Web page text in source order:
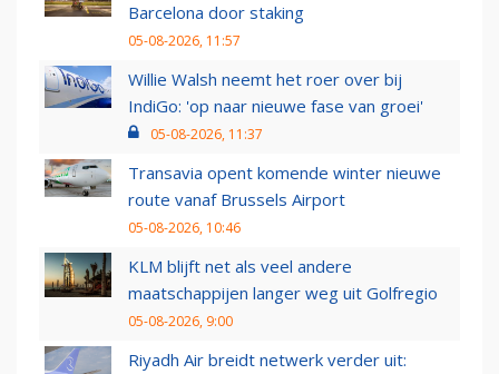
Barcelona door staking
05-08-2026, 11:57
Willie Walsh neemt het roer over bij
IndiGo: 'op naar nieuwe fase van groei'
05-08-2026, 11:37
Transavia opent komende winter nieuwe
route vanaf Brussels Airport
05-08-2026, 10:46
KLM blijft net als veel andere
maatschappijen langer weg uit Golfregio
05-08-2026, 9:00
Riyadh Air breidt netwerk verder uit: